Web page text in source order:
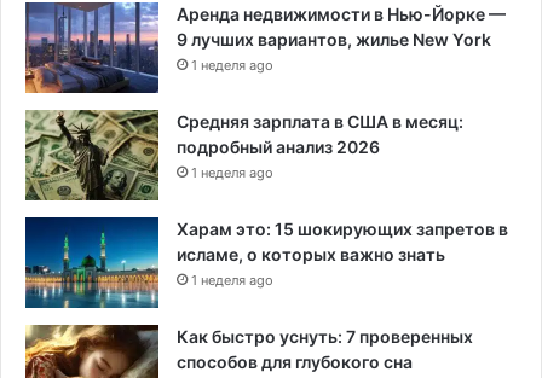
в
Аренда недвижимости в Нью-Йорке —
9 лучших вариантов, жилье New York
1 неделя ago
Средняя зарплата в США в месяц:
подробный анализ 2026
1 неделя ago
Харам это: 15 шокирующих запретов в
исламе, о которых важно знать
1 неделя ago
Как быстро уснуть: 7 проверенных
способов для глубокого сна